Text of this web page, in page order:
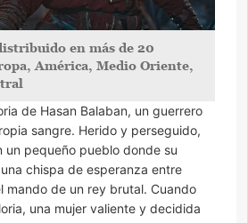
en más de 20
América, Medio Oriente,
de Hasan Balaban, un guerrero
sangre. Herido y perseguido,
un pequeño pueblo donde su
chispa de esperanza entre
mando de un rey brutal. Cuando
una mujer valiente y decidida